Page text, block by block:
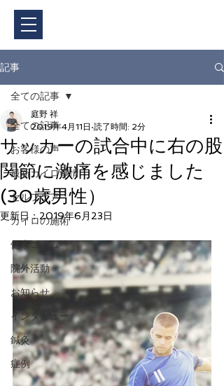
記事
全ての記事
お客様の声
最新カイロ事情
セルフケア
カイロの施術
健康コラム
院外活動
お知らせ
インタビュー
鍼灸
症例
全ての記事
サッカーの試合中に右の股
関節に激痛を感じました
(30歳男性）
庭野 祥
2019年4月11日 読了時間: 2分
更新日：2019年6月23日